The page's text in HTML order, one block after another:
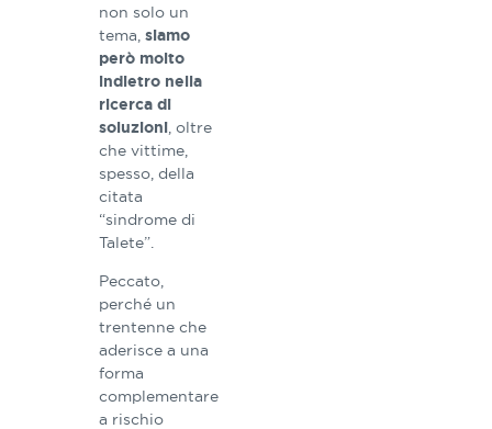
non solo un
tema, siamo
però molto
indietro nella
ricerca di
soluzioni, oltre
che vittime,
spesso, della
citata
“sindrome di
Talete”.
Peccato,
perché un
trentenne che
aderisce a una
forma
complementare
a rischio